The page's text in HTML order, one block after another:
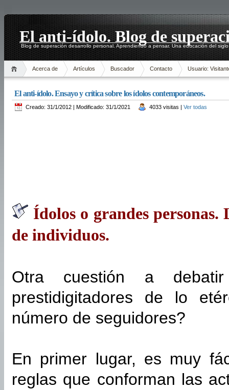
El anti-ídolo. Blog de
Blog de superación desarrollo personal. Aprendiendo a pensar. Una educación del
Acerca de Artículos Buscador Contacto Usuario:
El anti-ídolo. Ensayo y crítica sobre los ídolos contemporáneos.
Creado: 31/1/2012 | Modificado: 31/1/2021 4033 visitas | Ver todas
Ídolos o grandes
de individuos.
Otra cuestión a
prestidigitadores de lo
número de seguidores?
En primer lugar, es muy
reglas que conforman las